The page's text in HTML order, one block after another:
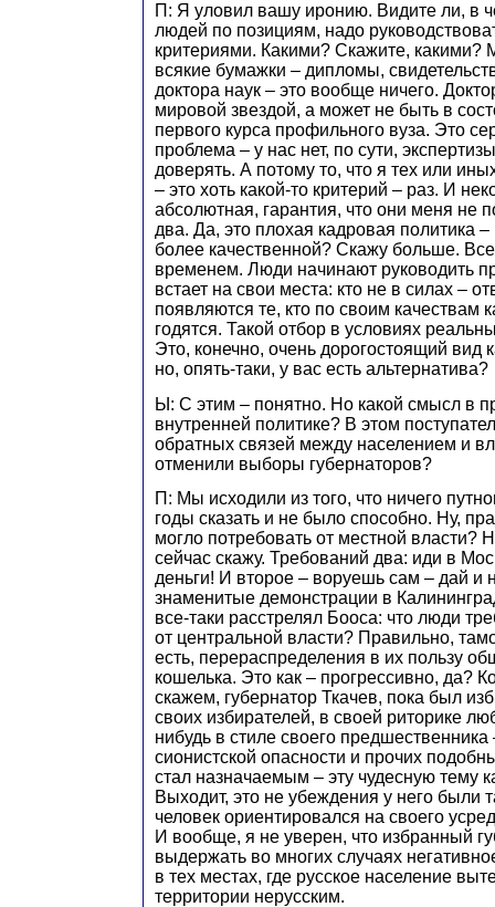
П: Я уловил вашу иронию. Видите ли, в
людей по позициям, надо
критериями. Какими? Скажите, какими?
всякие бумажки – дипломы,
доктора наук – это вообще ничего.
мировой звездой, а может не быть в
первого курса профильного вуза. Это
проблема – у нас нет, по сути,
доверять. А потому то, что я тех или
– это хоть какой-то критерий – раз. И
абсолютная, гарантия, что они меня не
два. Да, это плохая кадровая политика –
более качественной? Скажу больше.
временем. Люди начинают руководить
встает на свои места: кто не в силах –
появляются те, кто по своим качествам
годятся. Такой отбор в условиях
Это, конечно, очень дорогостоящий вид
но, опять-таки, у вас есть альтернатива?
Ы: С этим – понятно. Но какой смысл в
внутренней политике? В этом
обратных связей между населением и
отменили выборы губернаторов?
П: Мы исходили из того, что ничего
годы сказать и не было способно. Ну,
могло потребовать от местной власти?
сейчас скажу. Требований два: иди в
деньги! И второе – воруешь сам – дай и
знаменитые демонстрации в
все-таки расстрелял Бооса: что люди
от центральной власти? Правильно,
есть, перераспределения в их пользу
кошелька. Это как – прогрессивно, да?
скажем, губернатор Ткачев, пока был
своих избирателей, в своей риторике
нибудь в стиле своего
сионистской опасности и прочих
стал назначаемым – эту чудесную тему
Выходит, это не убеждения у него были
человек ориентировался на своего
И вообще, я не уверен, что избранный
выдержать во многих случаях
в тех местах, где русское население
территории нерусским.